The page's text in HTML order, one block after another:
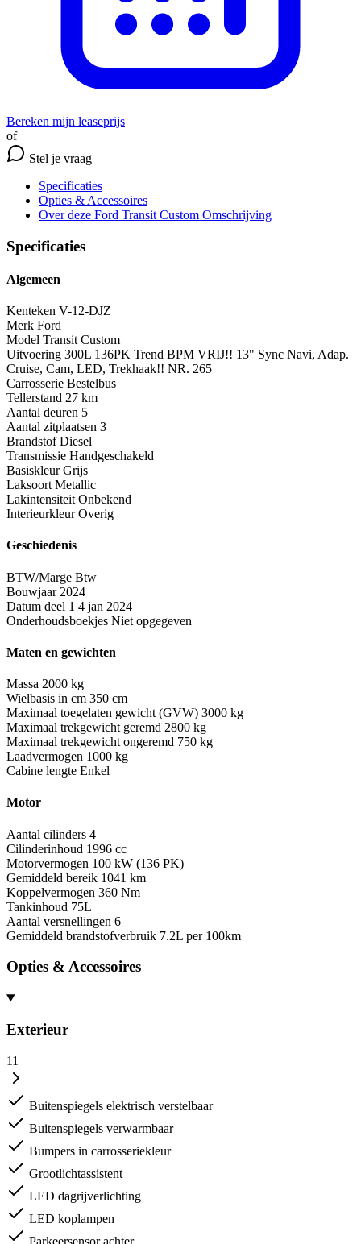
Bereken mijn leaseprijs
of
Stel je vraag
Specificaties
Opties & Accessoires
Over deze Ford Transit Custom Omschrijving
Specificaties
Algemeen
Kenteken V-12-DJZ
Merk Ford
Model Transit Custom
Uitvoering 300L 136PK Trend BPM VRIJ!! 13" Sync Navi, Adap.
Cruise, Cam, LED, Trekhaak!! NR. 265
Carrosserie Bestelbus
Tellerstand 27 km
Aantal deuren 5
Aantal zitplaatsen 3
Brandstof Diesel
Transmissie Handgeschakeld
Basiskleur Grijs
Laksoort Metallic
Lakintensiteit Onbekend
Interieurkleur Overig
Geschiedenis
BTW/Marge Btw
Bouwjaar 2024
Datum deel 1 4 jan 2024
Onderhoudsboekjes Niet opgegeven
Maten en gewichten
Massa 2000 kg
Wielbasis in cm 350 cm
Maximaal toegelaten gewicht (GVW) 3000 kg
Maximaal trekgewicht geremd 2800 kg
Maximaal trekgewicht ongeremd 750 kg
Laadvermogen 1000 kg
Cabine lengte Enkel
Motor
Aantal cilinders 4
Cilinderinhoud 1996 cc
Motorvermogen 100 kW (136 PK)
Gemiddeld bereik 1041 km
Koppelvermogen 360 Nm
Tankinhoud 75L
Aantal versnellingen 6
Gemiddeld brandstofverbruik 7.2L per 100km
Opties & Accessoires
Exterieur
11
Buitenspiegels elektrisch verstelbaar
Buitenspiegels verwarmbaar
Bumpers in carrosseriekleur
Grootlichtassistent
LED dagrijverlichting
LED koplampen
Parkeersensor achter